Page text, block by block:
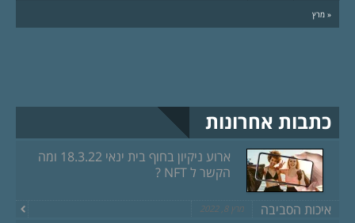
« מרץ
כתבות אחרונות
ארוע ניקיון בחוף בית ינאי 18.3.22 ומה
הקשר ל NFT ?
איכות הסביבה מרץ 8, 2022